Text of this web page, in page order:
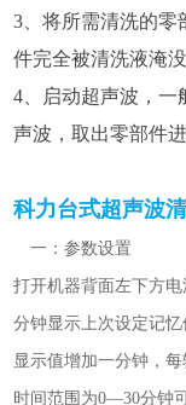
3、将所需清洗的零
件完全被清洗液淹没
4、启动超声波，一
声波，取出零部件
科力台式超声波
一：参数设置
打开机器背面左下方
分钟显示上次设定记
显示值增加一分钟，
时间范围为0—30分钟